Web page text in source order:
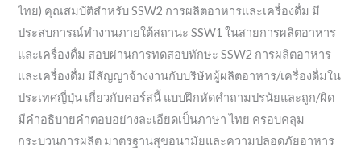
ไทย) คุณสมบัติสำหรับ SSW2 การผลิตอาหารและเครื่องดื่ม มี
ประสบการณ์ทำงานภายใต้สถานะ SSW1 ในสายการผลิตอาหาร
และเครื่องดื่ม สอบผ่านการทดสอบทักษะ SSW2 การผลิตอาหาร
และเครื่องดื่ม มีสัญญาจ้างงานกับบริษัทผู้ผลิตอาหาร/เครื่องดื่มใน
ประเทศญี่ปุ่น เกี่ยวกับคอร์สนี้ แบบฝึกหัดคำถามปรนัยและถูก/ผิด
มีคำอธิบายคำตอบอย่างละเอียดเป็นภาษา ไทย ครอบคลุม
กระบวนการผลิต มาตรฐานสุขอนามัยและความปลอดภัยอาหาร